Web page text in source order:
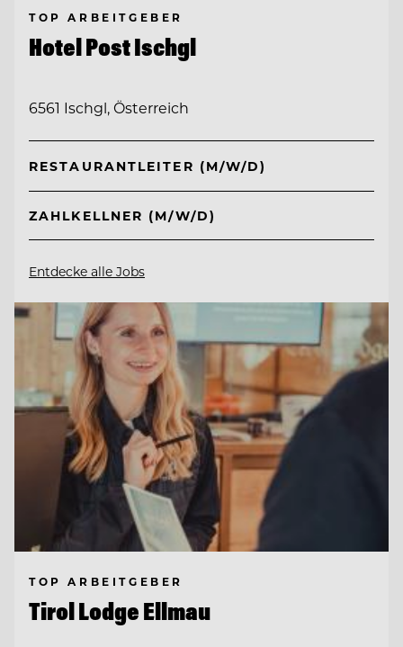
TOP ARBEITGEBER
Hotel Post Ischgl
6561 Ischgl, Österreich
RESTAURANTLEITER (M/W/D)
ZAHLKELLNER (M/W/D)
Entdecke alle Jobs
TOP ARBEITGEBER
Tirol Lodge Ellmau